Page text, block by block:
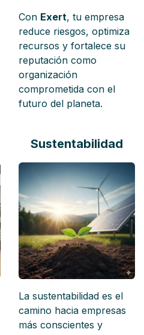
Con Exert, tu empresa
reduce riesgos, optimiza
recursos y fortalece su
reputación como
organización
comprometida con el
futuro del planeta.
Sustentabilidad
La sustentabilidad es el
camino hacia empresas
más conscientes y